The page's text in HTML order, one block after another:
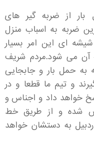
از ضربه گیر های
ضربه به اسباب منزل
ای این امر بسیار
آن می شود.مردم شریف
به حمل بار و جابجایی
و تیم ما قطعا و در
خواهد داد و اجناس و
شده و از طریق خط
به دستشان خواهد